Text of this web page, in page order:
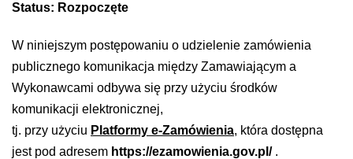
Status: Rozpoczęte
W niniejszym postępowaniu o udzielenie zamówienia
publicznego komunikacja między Zamawiającym a
Wykonawcami odbywa się przy użyciu środków
komunikacji elektronicznej,
tj. przy użyciu Platformy e-Zamówienia, która dostępna
jest pod adresem https://ezamowienia.gov.pl/ .